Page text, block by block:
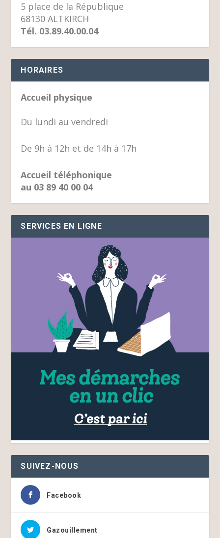
5 place de la République
68130 ALTKIRCH
Tél. 03.89.40.00.04
HORAIRES
Accueil physique
Du lundi au vendredi
De 9h à 12h et de 14h à 17h
Accueil téléphonique
au 03 89 40 00 04
SERVICES EN LIGNE
SUIVEZ-NOUS
Facebook
Gazouillement